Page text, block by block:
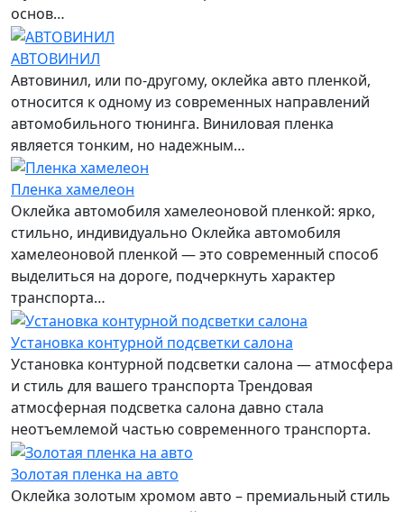
основ…
АВТОВИНИЛ
Автовинил, или по-другому, оклейка авто пленкой,
относится к одному из современных направлений
автомобильного тюнинга. Виниловая пленка
является тонким, но надежным…
Пленка хамелеон
Оклейка автомобиля хамелеоновой пленкой: ярко,
стильно, индивидуально Оклейка автомобиля
хамелеоновой пленкой — это современный способ
выделиться на дороге, подчеркнуть характер
транспорта…
Установка контурной подсветки салона
Установка контурной подсветки салона — атмосфера
и стиль для вашего транспорта Трендовая
атмосферная подсветка салона давно стала
неотъемлемой частью современного транспорта.
Золотая пленка на авто
Оклейка золотым хромом авто – премиальный стиль